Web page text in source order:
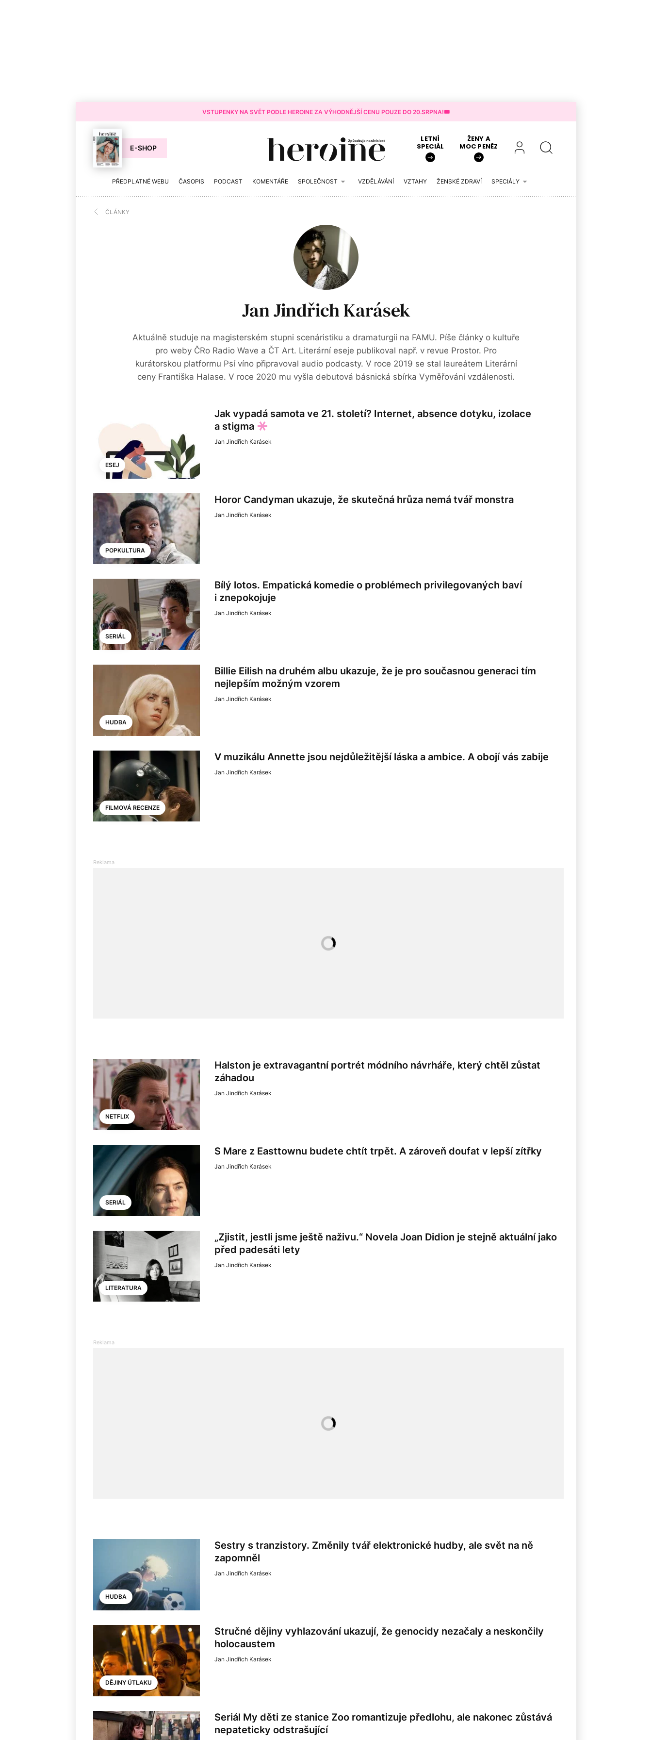
VSTUPENKY NA SVĚT PODLE HEROINE ZA VÝHODNĚJŠÍ CENU POUZE DO 20.SRPNA!🎟️
E-SHOP
LETNÍ
SPECIÁL
ŽENY A
MOC PENĚZ
PŘEDPLATNÉ WEBU ČASOPIS PODCAST KOMENTÁŘE SPOLEČNOST VZDĚLÁVÁNÍ VZTAHY ŽENSKÉ ZDRAVÍ SPECIÁLY
ČLÁNKY
Jan Jindřich Karásek
Aktuálně studuje na magisterském stupni scenáristiku a dramaturgii na FAMU. Píše články o kultuře
pro weby ČRo Radio Wave a ČT Art. Literární eseje publikoval např. v revue Prostor. Pro
kurátorskou platformu Psí víno připravoval audio podcasty. V roce 2019 se stal laureátem Literární
ceny Františka Halase. V roce 2020 mu vyšla debutová básnická sbírka Vyměřování vzdálenosti.
ESEJ
Jak vypadá samota ve 21. století? Internet, absence dotyku, izolace
a stigma
Jan Jindřich Karásek
POPKULTURA
Horor Candyman ukazuje, že skutečná hrůza nemá tvář monstra
Jan Jindřich Karásek
SERIÁL
Bílý lotos. Empatická komedie o problémech privilegovaných baví
i znepokojuje
Jan Jindřich Karásek
HUDBA
Billie Eilish na druhém albu ukazuje, že je pro současnou generaci tím
nejlepším možným vzorem
Jan Jindřich Karásek
FILMOVÁ RECENZE
V muzikálu Annette jsou nejdůležitější láska a ambice. A obojí vás zabije
Jan Jindřich Karásek
NETFLIX
Halston je extravagantní portrét módního návrháře, který chtěl zůstat
záhadou
Jan Jindřich Karásek
SERIÁL
S Mare z Easttownu budete chtít trpět. A zároveň doufat v lepší zítřky
Jan Jindřich Karásek
LITERATURA
„Zjistit, jestli jsme ještě naživu.“ Novela Joan Didion je stejně aktuální jako
před padesáti lety
Jan Jindřich Karásek
HUDBA
Sestry s tranzistory. Změnily tvář elektronické hudby, ale svět na ně
zapomněl
Jan Jindřich Karásek
DĚJINY ÚTLAKU
Stručné dějiny vyhlazování ukazují, že genocidy nezačaly a neskončily
holocaustem
Jan Jindřich Karásek
Seriál My děti ze stanice Zoo romantizuje předlohu, ale nakonec zůstává
nepateticky odstrašující